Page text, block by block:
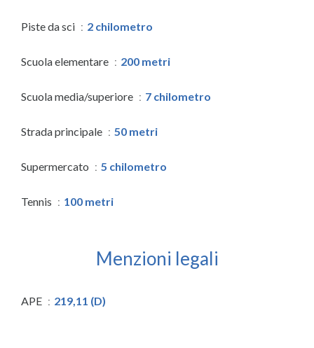
Piste da sci 2 chilometro
Scuola elementare 200 metri
Scuola media/superiore 7 chilometro
Strada principale 50 metri
Supermercato 5 chilometro
Tennis 100 metri
Menzioni legali
APE 219,11 (D)